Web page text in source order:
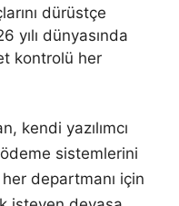
dürüstçe
yılı dünyasında
kontrolü her
kendi yazılımcı
sistemlerini
departmanı için